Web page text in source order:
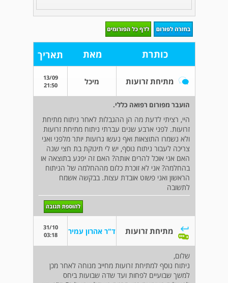
כותרת מאת תאריך
מתיחת זרועות מיכל
13/09
21:50
הועבר מפורום רפואה כללי.
היי, רציתי לדעת מה הן ההגבלות לאחר ניתוח מתיחת
זרועות. לפני ארבע שנים עברתי ניתוח מתיחת זרועות
ולא נשמרו התוצאות ואף נעשו גרועות יותר מלפני ואני
צריכה לעבור ניתוח נוסף, יש לי תינוקת בת חצי שנה
האם אני אוכל להרים אותה? האם זה יפגע בתוצאה או
בהחלמה? אני לא זוכרת כלום מההחלמה של הניתוח
הראשון ואני פשוט אובדת עצות. בבקשה אשמח
לתשובה
מתיחת זרועות ד"ר אהרון עמיר
31/10
03:18
שלום,
ניתוח נוסף למתיחת זרועות מחייב מנוחה לאחר מכן
למשך שבועיים לפחות ועד שדה שבועות ביחס